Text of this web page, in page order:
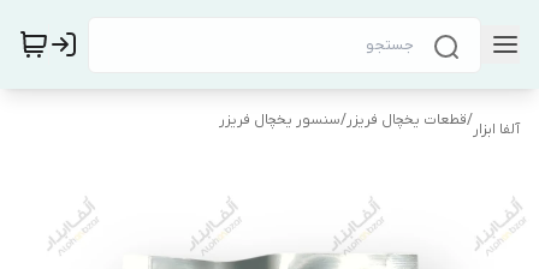
آلفا ابزار/قطعات یخچال فریزر/سنسور یخچال فریزر